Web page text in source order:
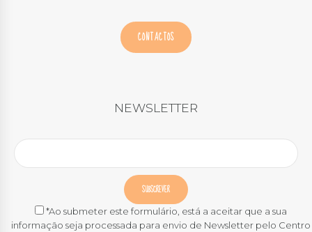
CONTACTOS
NEWSLETTER
*Ao submeter este formulário, está a aceitar que a sua
informação seja processada para envio de Newsletter pelo Centro